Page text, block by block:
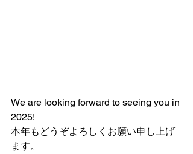
We are looking forward to seeing you in
2025!
本年もどうぞよろしくお願い申し上げ
ます。